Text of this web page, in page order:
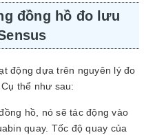
đồng hồ đo lưu
động dựa trên nguyên lý đo
thể như sau:
hồ, nó sẽ tác động vào
quay. Tốc độ quay của